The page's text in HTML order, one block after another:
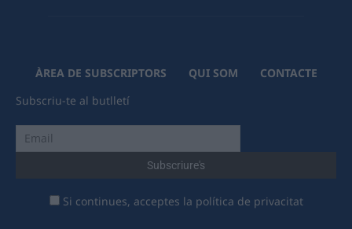
ÀREA DE SUBSCRIPTORS QUI SOM
CONTACTE
Subscriu-te al butlletí
Si continues, acceptes la política de privacitat